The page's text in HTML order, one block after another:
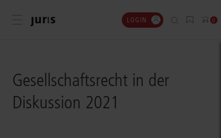
Menü öffnen LOGIN 0
Gesellschaftsrecht in der
Diskussion 2021